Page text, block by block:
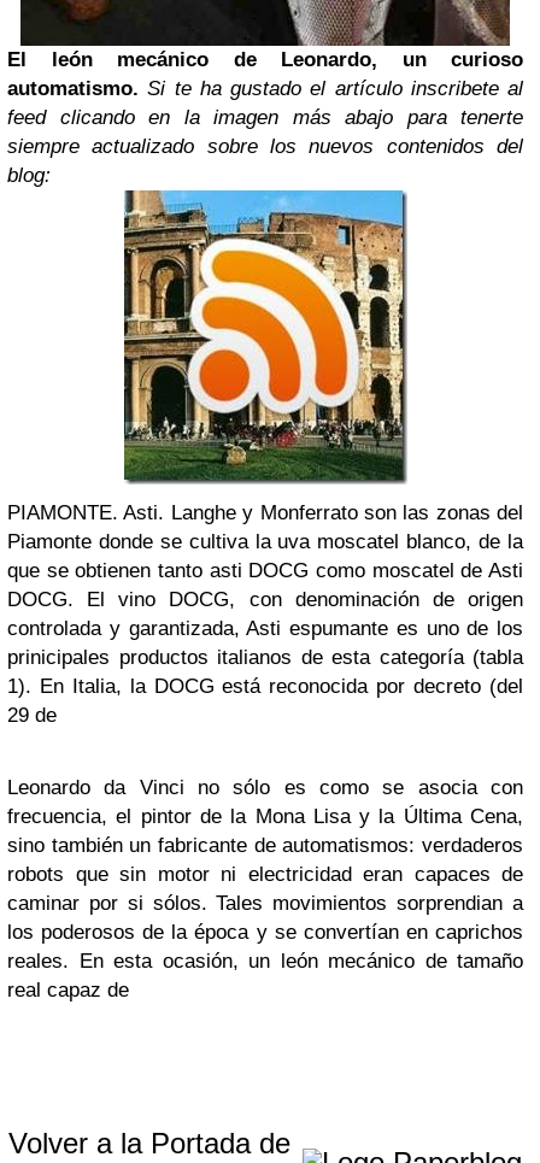
El león mecánico de Leonardo, un curioso
automatismo. Si te ha gustado el artículo inscribete al
feed clicando en la imagen más abajo para tenerte
siempre actualizado sobre los nuevos contenidos del
blog:
PIAMONTE. Asti. Langhe y Monferrato son las zonas del
Piamonte donde se cultiva la uva moscatel blanco, de la
que se obtienen tanto asti DOCG como moscatel de Asti
DOCG. El vino DOCG, con denominación de origen
controlada y garantizada, Asti espumante es uno de los
prinicipales productos italianos de esta categoría (tabla
1). En Italia, la DOCG está reconocida por decreto (del
29 de
Leonardo da Vinci no sólo es como se asocia con
frecuencia, el pintor de la Mona Lisa y la Última Cena,
sino también un fabricante de automatismos: verdaderos
robots que sin motor ni electricidad eran capaces de
caminar por si sólos. Tales movimientos sorprendian a
los poderosos de la época y se convertían en caprichos
reales. En esta ocasión, un león mecánico de tamaño
real capaz de
Volver a la Portada de